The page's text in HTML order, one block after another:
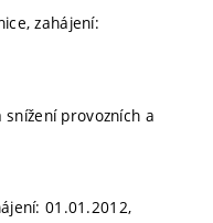
zahájení:
provozních a
01.01.2012,